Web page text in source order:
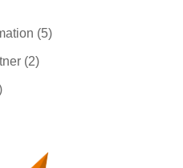
(5)
(2)